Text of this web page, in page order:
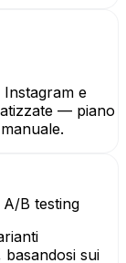
Instagram e
— piano
B testing
sui